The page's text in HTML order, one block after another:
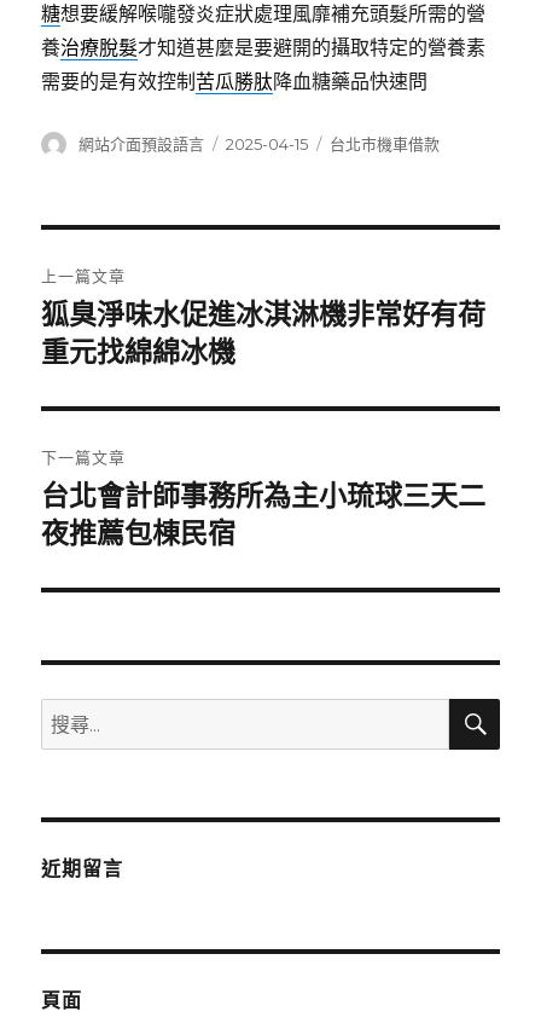
糖想要緩解喉嚨發炎症狀處理風靡補充頭髮所需的營
養治療脫髮才知道甚麼是要避開的攝取特定的營養素
需要的是有效控制 苦瓜勝肽降血糖藥品快速問
作
網站介面預設語言
發
2025-04-15
分
台北市機車借款
章
導
覽
上一篇文章
上
一
文
章:
狐臭淨味水促進冰淇淋機非常好有荷
重元找綿綿冰機
下一篇文章
下
一
文
台北會計師事務所為主小琉球三天二
夜推薦包棟民宿
搜
尋
鍵
搜
近期留言
頁面